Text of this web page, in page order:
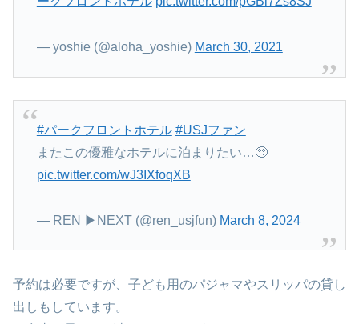
— yoshie (@aloha_yoshie) March 30, 2021
#パークフロントホテル #USJファン
またこの優雅なホテルに泊まりたい…🥺
pic.twitter.com/wJ3IXfoqXB
— REN ▶︎NEXT (@ren_usjfun) March 8, 2024
予約は必要ですが、子ども用のパジャマやスリッパの貸し
出しもしています。